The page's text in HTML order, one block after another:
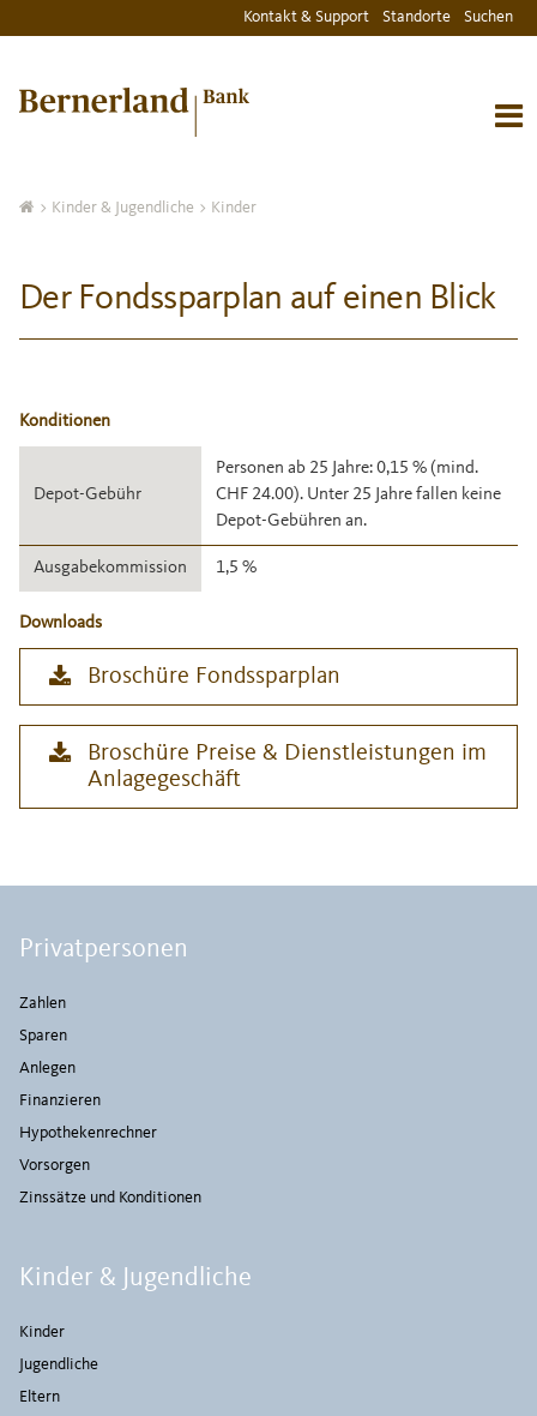
Kontakt & Support Standorte Suchen
> Kinder & Jugendliche > Kinder
Der Fondssparplan auf einen Blick
Konditionen
Depot-Gebühr
Personen ab 25 Jahre: 0,15 % (mind.
CHF 24.00). Unter 25 Jahre fallen keine
Depot-Gebühren an.
Ausgabekommission 1,5 %
Downloads
Broschüre Fondssparplan
Broschüre Preise & Dienstleistungen im
Anlagegeschäft
Privatpersonen
Zahlen
Sparen
Anlegen
Finanzieren
Hypothekenrechner
Vorsorgen
Zinssätze und Konditionen
Kinder & Jugendliche
Kinder
Jugendliche
Eltern